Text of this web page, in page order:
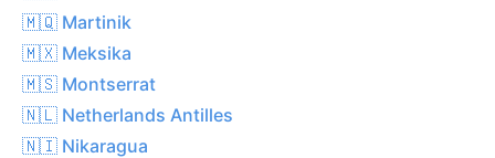
🇲🇶 Martinik
🇲🇽 Meksika
🇲🇸 Montserrat
🇳🇱 Netherlands Antilles
🇳🇮 Nikaragua